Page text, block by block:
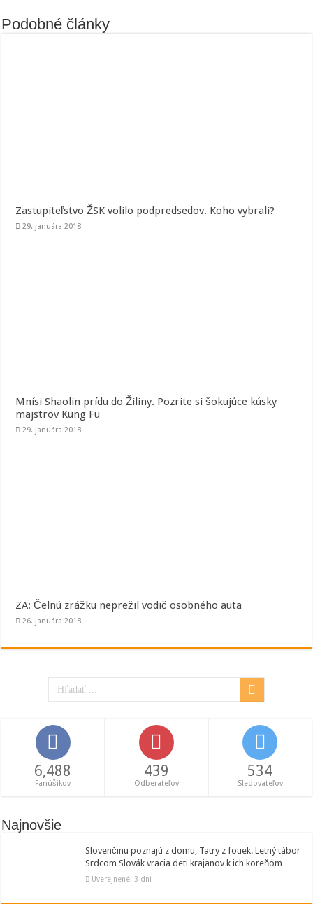
Podobné články
Zastupiteľstvo ŽSK volilo podpredsedov. Koho vybrali?
29. januára 2018
Mnísi Shaolin prídu do Žiliny. Pozrite si šokujúce kúsky
majstrov Kung Fu
29. januára 2018
ZA: Čelnú zrážku neprežil vodič osobného auta
26. januára 2018
6,488
Fanúšikov
439
Odberateľov
534
Sledovateľov
Najnovšie
Slovenčinu poznajú z domu, Tatry z fotiek. Letný tábor
Srdcom Slovák vracia deti krajanov k ich koreňom
Uverejnené: 3 dni